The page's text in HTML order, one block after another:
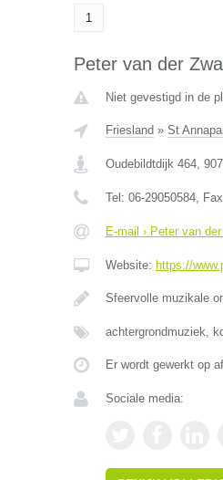
1
Peter van der
Niet gevestigd in de
Friesland » St
Oudebildtdijk 464,
Tel: 06-29050584,
E-mail › Peter van
Website: https://
Sfeervolle muzikale
achtergrondmuziek,
Er wordt gewerkt op
Sociale media: